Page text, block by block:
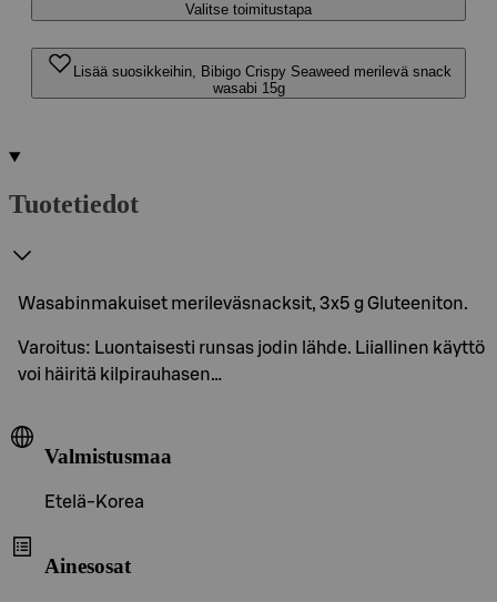
Valitse toimitustapa
Lisää suosikkeihin, Bibigo Crispy Seaweed merilevä snack
wasabi 15g
Tuotetiedot
Wasabinmakuiset merileväsnacksit, 3x5 g Gluteeniton.
Varoitus: Luontaisesti runsas jodin lähde. Liiallinen käyttö
voi häiritä kilpirauhasen…
Valmistusmaa
Etelä-Korea
Ainesosat